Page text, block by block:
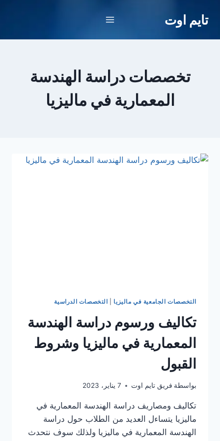
تايم اوت
تخصصات دراسة الهندسة
المعمارية في ماليزيا
التخصصات الجامعية في ماليزيا التخصصات الدراسية
تكاليف ورسوم دراسة الهندسة
المعمارية في ماليزيا وشروط
القبول
بواسطة فريق تايم اوت 7 يناير، 2023
تكاليف ومصاريف دراسة الهندسة المعمارية في
ماليزيا يتساءل العديد من الطلاب حول دراسة
الهندسة المعمارية في ماليزيا ولذلك سوف نتحدث